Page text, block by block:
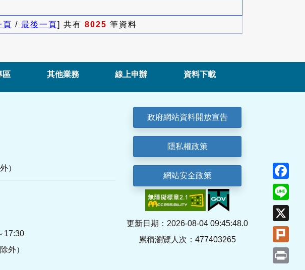
頁 / 最後一頁] 共有 8025 筆資料
區 其他業務 線上申辦 資料下載
）
17:30
外）
政府網站資料開放宣告
隱私權政策
網站安全政策
更新日期：2026-08-04 09:45:48.0
累積瀏覽人次：477403265